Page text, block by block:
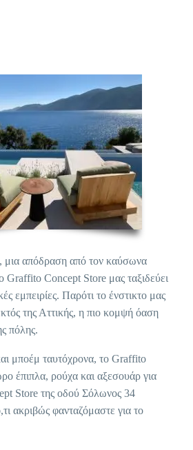
μια απόδραση από τον καύσωνα
Graffito Concept Store μας ταξιδεύει
εμπειρίες. Παρότι το ένστικτο μας
της Αττικής, η πιο κομψή όαση
πόλης.
μποέμ ταυτόχρονα, το Graffito
έπιπλα, ρούχα και αξεσουάρ για
Store της οδού Σόλωνος 34
ακριβώς φανταζόμαστε για το